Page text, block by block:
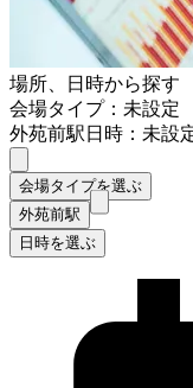
場所、日時から探す
会場タイプ：未設定
外苑前駅日時：未設
会場タイプを選ぶ
外苑前駅
日時を選ぶ